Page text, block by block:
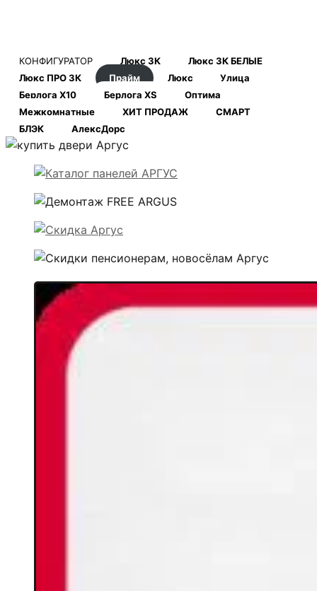
КОНФИГУРАТОР Люкс 3К
Люкс 3К БЕЛЫЕ
Люкс ПРО 3К
Прайм Люкс
Улица
Берлога Х10
Берлога XS
Оптима
Межкомнатные
ХИТ ПРОДАЖ
СМАРТ
БЛЭК
АлексДорс